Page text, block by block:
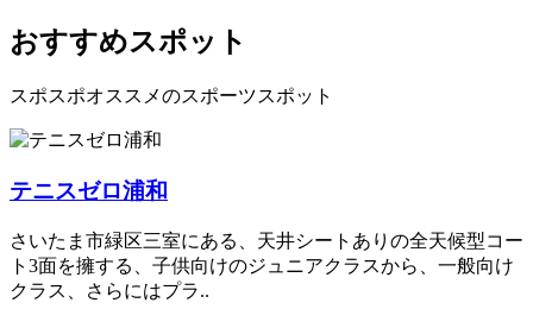
おすすめスポット
スポスポオススメのスポーツスポット
テニスゼロ浦和
さいたま市緑区三室にある、天井シートありの全天候型コー
ト3面を擁する、子供向けのジュニアクラスから、一般向け
クラス、さらにはプラ..